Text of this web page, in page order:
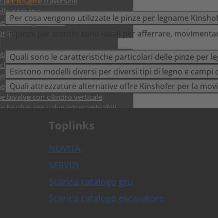
posacavi
bivalve per rotaie
e sistemi di controllo NOX
e benne
bivalve con trasmissione HPXdrive
bivalve con cilindro orizzontale
bivalve con cilindro verticale
bivalve con valve intercambiabili
Per cosa vengono utilizzate le pinze per legname
Le pinze per tronchi sono ideali per afferrare,
Quali sono le caratteristiche particolari delle pinze per
Esistono modelli diversi per diversi tipi di legno e campi
Quali attrezzature alternative offre Kinshofer per la
Toplinks
NOVITÀ
SERVIZI
Scarica catalogo gru
Scarica catalogo escavatore